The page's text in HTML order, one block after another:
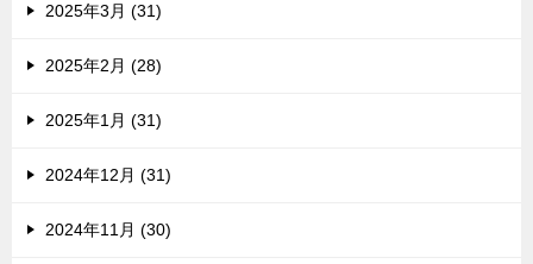
2025年3月 (31)
2025年2月 (28)
2025年1月 (31)
2024年12月 (31)
2024年11月 (30)